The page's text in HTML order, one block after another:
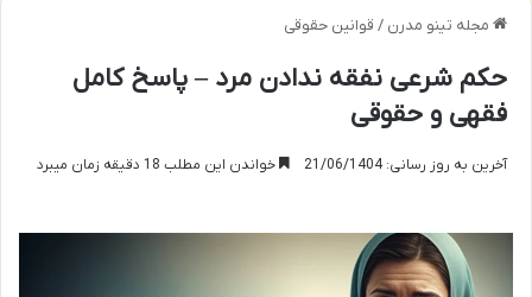
مجله تینو مدرن / قوانین حقوقی
حکم شرعی نفقه ندادن مرد – پاسخ کامل
فقهی و حقوقی
آخرین به روز رسانی: 21/06/1404 خواندن این مطلب 18 دقیقه زمان میبرد